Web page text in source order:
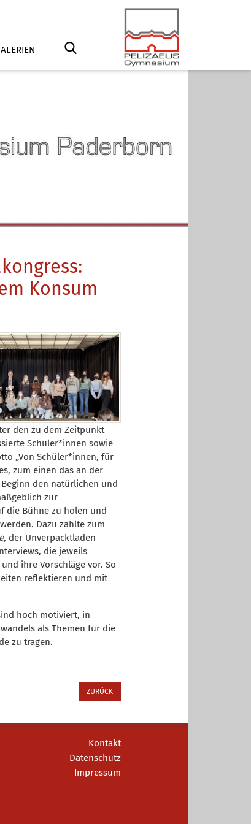
Konsum
den zu dem Zeitpunkt
Schüler*innen sowie
„Von Schüler*innen, für
zum einen das an der
den natürlichen und
zur
die Bühne zu holen und
Dazu zählte zum
, der Unverpacktladen
die jeweils
ihre Vorschläge vor. So
reflektieren und mit
hoch motiviert, in
als Themen für die
zu tragen.
ZURÜCK
Kontakt
Datenschutz
Impressum